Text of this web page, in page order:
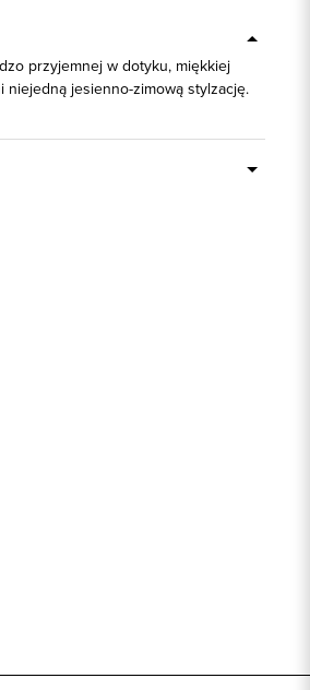
przyjemnej w dotyku, miękkiej
niejedną jesienno-zimową stylzację.